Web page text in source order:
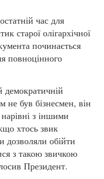
час для
старої олігархічної
починається
повноцінного
демократичній
був бізнесмен, він
з іншими
хтось звик
дозволяли обійти
з такою звичкою
Президент.